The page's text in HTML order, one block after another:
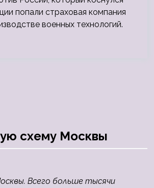
попали страховая компания
военных технологий.
схему Москвы
Всего больше тысячи